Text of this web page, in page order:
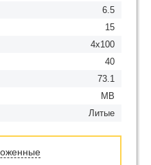
6.5
15
4x100
40
73.1
MB
Литые